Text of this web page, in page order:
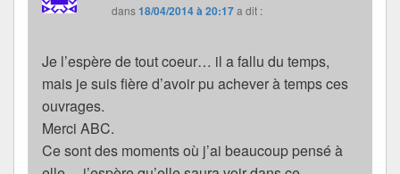
dans18/04/2014 à 20:17a dit :
Je l’espère de tout coeur… il a fallu du temps,
mais je suis fière d’avoir pu achever à temps ces
ouvrages.
Merci ABC.
Ce sont des moments où j’ai beaucoup pensé à